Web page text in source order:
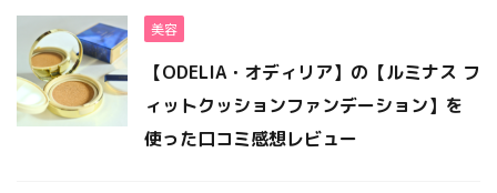
美容
【ODELIA・オディリア】の【ルミナス フ
ィットクッションファンデーション】を
使った口コミ感想レビュー